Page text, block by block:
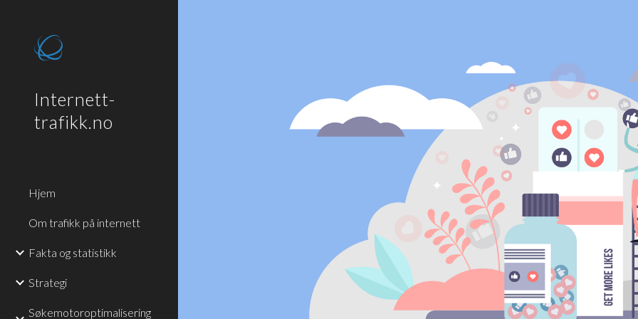
Internett-
trafikk.no
Hjem
Om trafikk på internett
Fakta og statistikk
Strategi
Søkemotoroptimalisering